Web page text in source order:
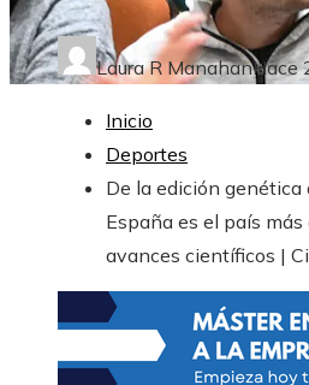
Laura R ManahanHace
Inicio
Deportes
De la edición genética
España es el país
avances científicos |